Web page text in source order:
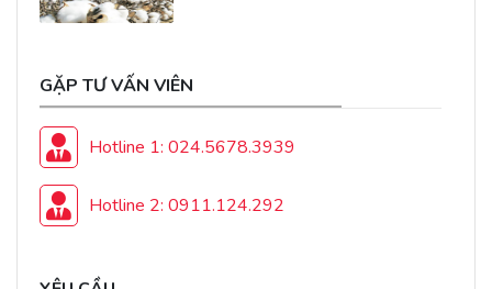
GẶP TƯ VẤN VIÊN
Hotline 1: 024.5678.3939
Hotline 2: 0911.124.292